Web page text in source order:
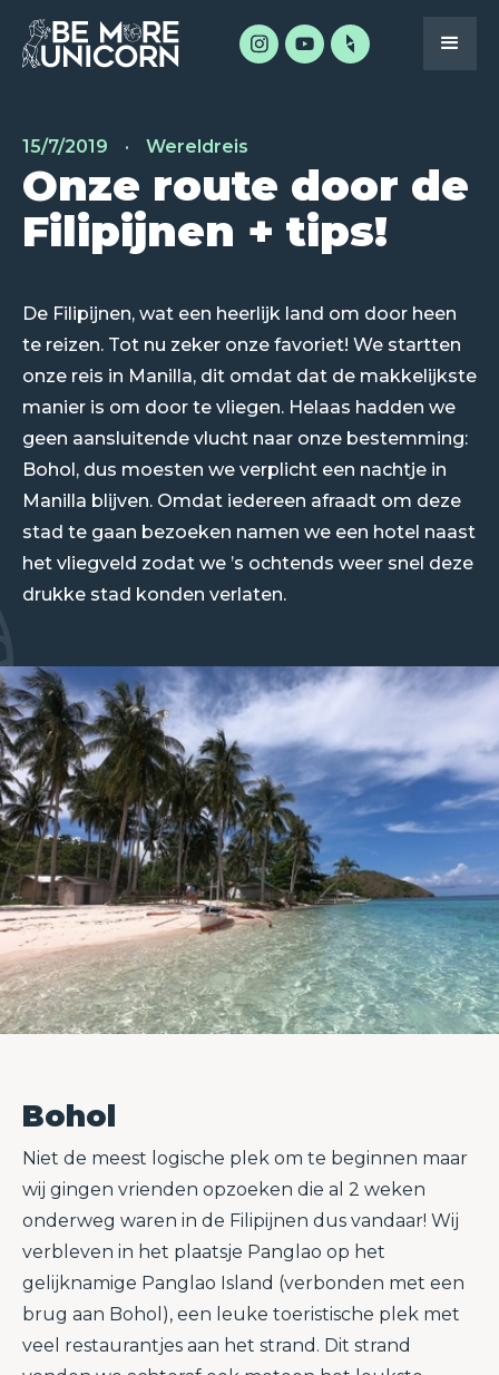
15/7/2019 · Wereldreis
Onze route door de
Filipijnen + tips!
De Filipijnen, wat een heerlijk land om door heen
te reizen. Tot nu zeker onze favoriet! We startten
onze reis in Manilla, dit omdat dat de makkelijkste
manier is om door te vliegen. Helaas hadden we
geen aansluitende vlucht naar onze bestemming:
Bohol, dus moesten we verplicht een nachtje in
Manilla blijven. Omdat iedereen afraadt om deze
stad te gaan bezoeken namen we een hotel naast
het vliegveld zodat we ’s ochtends weer snel deze
drukke stad konden verlaten.
Bohol
Niet de meest logische plek om te beginnen maar
wij gingen vrienden opzoeken die al 2 weken
onderweg waren in de Filipijnen dus vandaar! Wij
verbleven in het plaatsje Panglao op het
gelijknamige Panglao Island (verbonden met een
brug aan Bohol), een leuke toeristische plek met
veel restaurantjes aan het strand. Dit strand